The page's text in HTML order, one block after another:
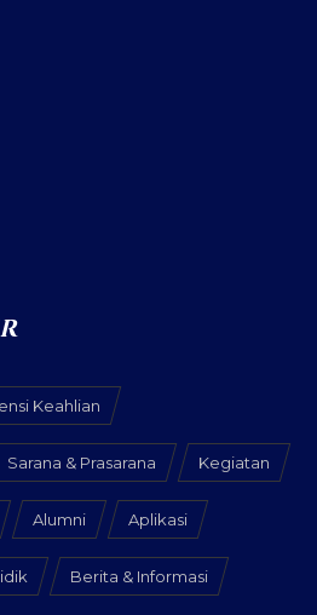
Keahlian
Sarana & Prasarana Kegiatan
Alumni Aplikasi
Berita & Informasi